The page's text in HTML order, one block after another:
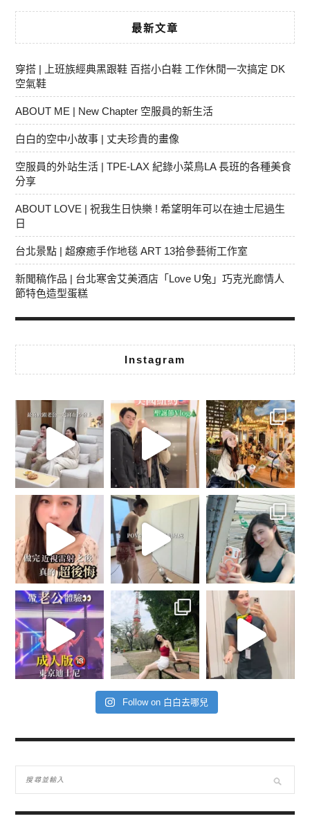
最新文章
穿搭 | 上班族經典黑跟鞋 百搭小白鞋 工作休閒一次搞定 DK
空氣鞋
ABOUT ME | New Chapter 空服員的新生活
白白的空中小故事 | 丈夫珍貴的畫像
空服員的外站生活 | TPE-LAX 紀錄小菜鳥LA 長班的各種美食
分享
ABOUT LOVE | 祝我生日快樂 ! 希望明年可以在迪士尼過生
日
台北景點 | 超療癒手作地毯 ART 13拾參藝術工作室
新聞稿作品 | 台北寒舍艾美酒店「Love U兔」巧克光廊情人
節特色造型蛋糕
Instagram
Follow on 白白去哪兒